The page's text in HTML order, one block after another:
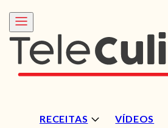
RECEITAS VÍDEOS